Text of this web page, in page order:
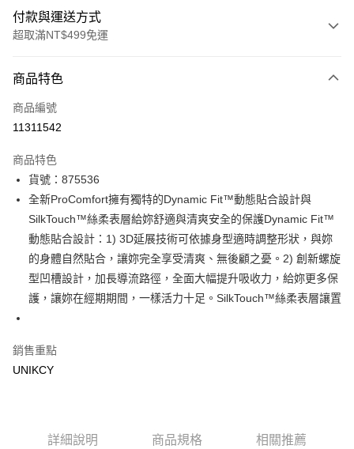
付款與運送方式
超取滿NT$499免運
icash Pay
信用卡一次付款
LINE Pay
Apple Pay
街口支付
悠遊付
Google Pay
7-11取貨付款［需3-5個工作天不含預購商品］
商品特色
商品編號
11311542
商品特色
貨號：875536
全新ProComfort擁有獨特的Dynamic Fit™動態貼合設計與
SilkTouch™絲柔表層給妳舒適與清爽安全的保護Dynamic Fit™
動態貼合設計：1) 3D延展技術可依據身型適時調整形狀，與妳
的身體自然貼合，讓妳完全享受清爽、無後顧之憂。2) 創新螺旋
型凹槽設計，加長導流路徑，全面大幅提升吸收力，給妳更多保
護，讓妳在經期期間，一樣活力十足。SilkTouch™絲柔表層讓置
銷售重點
UNIKCY
詳細說明 商品規格 相關推薦